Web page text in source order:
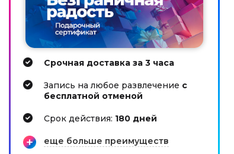
Срочная доставка за 3 часа
Запись на любое развлечение с
бесплатной отменой
Cрок действия: 180 дней
еще больше преимуществ